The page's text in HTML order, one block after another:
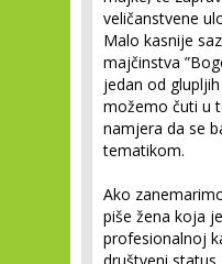
veličanstvene
Malo kasnije
majčinstva
jedan od
možemo čuti u
namjera da se
tematikom.
Ako
piše žena koja
profesionalnoj